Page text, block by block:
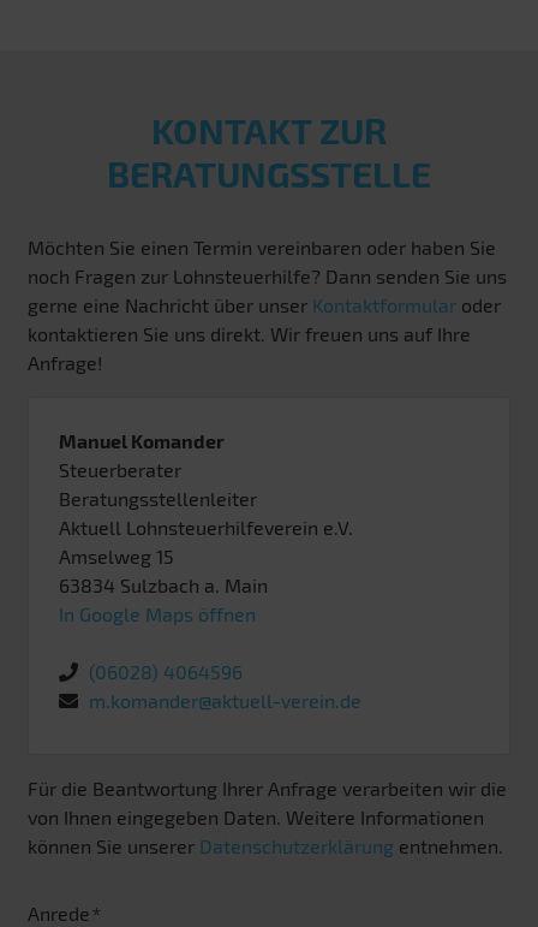
KONTAKT ZUR
BERATUNGSSTELLE
Möchten Sie einen Termin vereinbaren oder haben Sie
noch Fragen zur Lohnsteuerhilfe? Dann senden Sie uns
gerne eine Nachricht über unser Kontaktformular oder
kontaktieren Sie uns direkt. Wir freuen uns auf Ihre
Anfrage!
Manuel Komander
Steuerberater
Beratungsstellenleiter
Aktuell Lohnsteuerhilfeverein e.V.
Amselweg 15
63834 Sulzbach a. Main
In Google Maps öffnen
(06028) 4064596
m.komander@aktuell-verein.de
Für die Beantwortung Ihrer Anfrage verarbeiten wir die
von Ihnen eingegeben Daten. Weitere Informationen
können Sie unserer Datenschutzerklärung entnehmen.
Anrede